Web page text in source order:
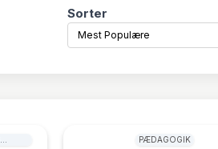
Sorter
Mest Populære
PÆDAGOGIK